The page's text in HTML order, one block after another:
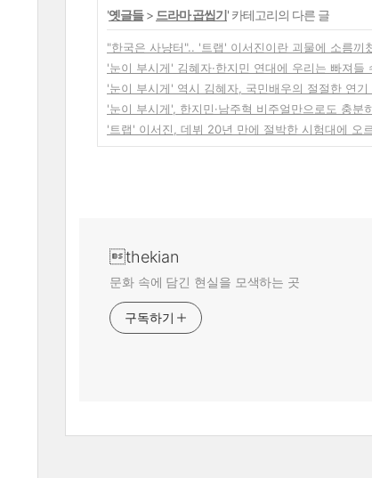
'옛글들> 드라마 곱씹기' 카테고리의 다른 글
"한국은 사냥터".. '트랩' 이서진이란 괴물에 소름끼
'눈이 부시게' 김혜자·한지민 연대에 우리는 빠져들
'눈이 부시게' 역시 김혜자, 국민배우의 절절한 연기
'눈이 부시게', 한지민·남주혁 비주얼만으로도 충분
'트랩' 이서진, 데뷔 20년 만에 절박한 시험대에 오
thekian
문화 속에 담긴 현실을 모색하는 곳
구독하기